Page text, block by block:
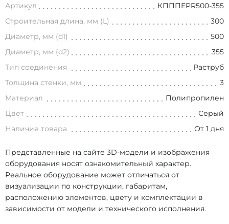
Артикул
КПППEPR500-355
Строительная длина, мм (L)
300
Диаметр, мм (d1)
500
Диаметр, мм (d2)
355
Тип соединения
Раструб
Толщина стенки, мм
3
Материал
Полипропилен
Цвет
Серый
Наличие товара
От 1 дня
Представленные на сайте 3D-модели и изображения
оборудования носят ознакомительный характер.
Реальное оборудование может отличаться от
визуализации по конструкции, габаритам,
расположению элементов, цвету и комплектации в
зависимости от модели и технического исполнения.